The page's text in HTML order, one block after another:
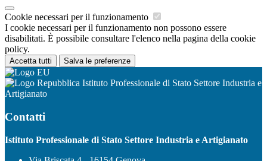
Cookie necessari per il funzionamento
I cookie necessari per il funzionamento non possono essere
disabilitati. È possibile consultare l'elenco nella pagina della cookie
policy.
Accetta tutti Salva le preferenze
Istituto Professionale di Stato Settore Industria e
Artigianato
Contatti
Istituto Professionale di Stato Settore Industria e Artigianato